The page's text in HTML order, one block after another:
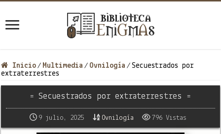
Inicio / Multimedia / Ovnilogía / Secuestrados por
extraterrestres
= Secuestrados por extraterrestres =
9 julio, 2025 Ovnilogía 796 Vistas